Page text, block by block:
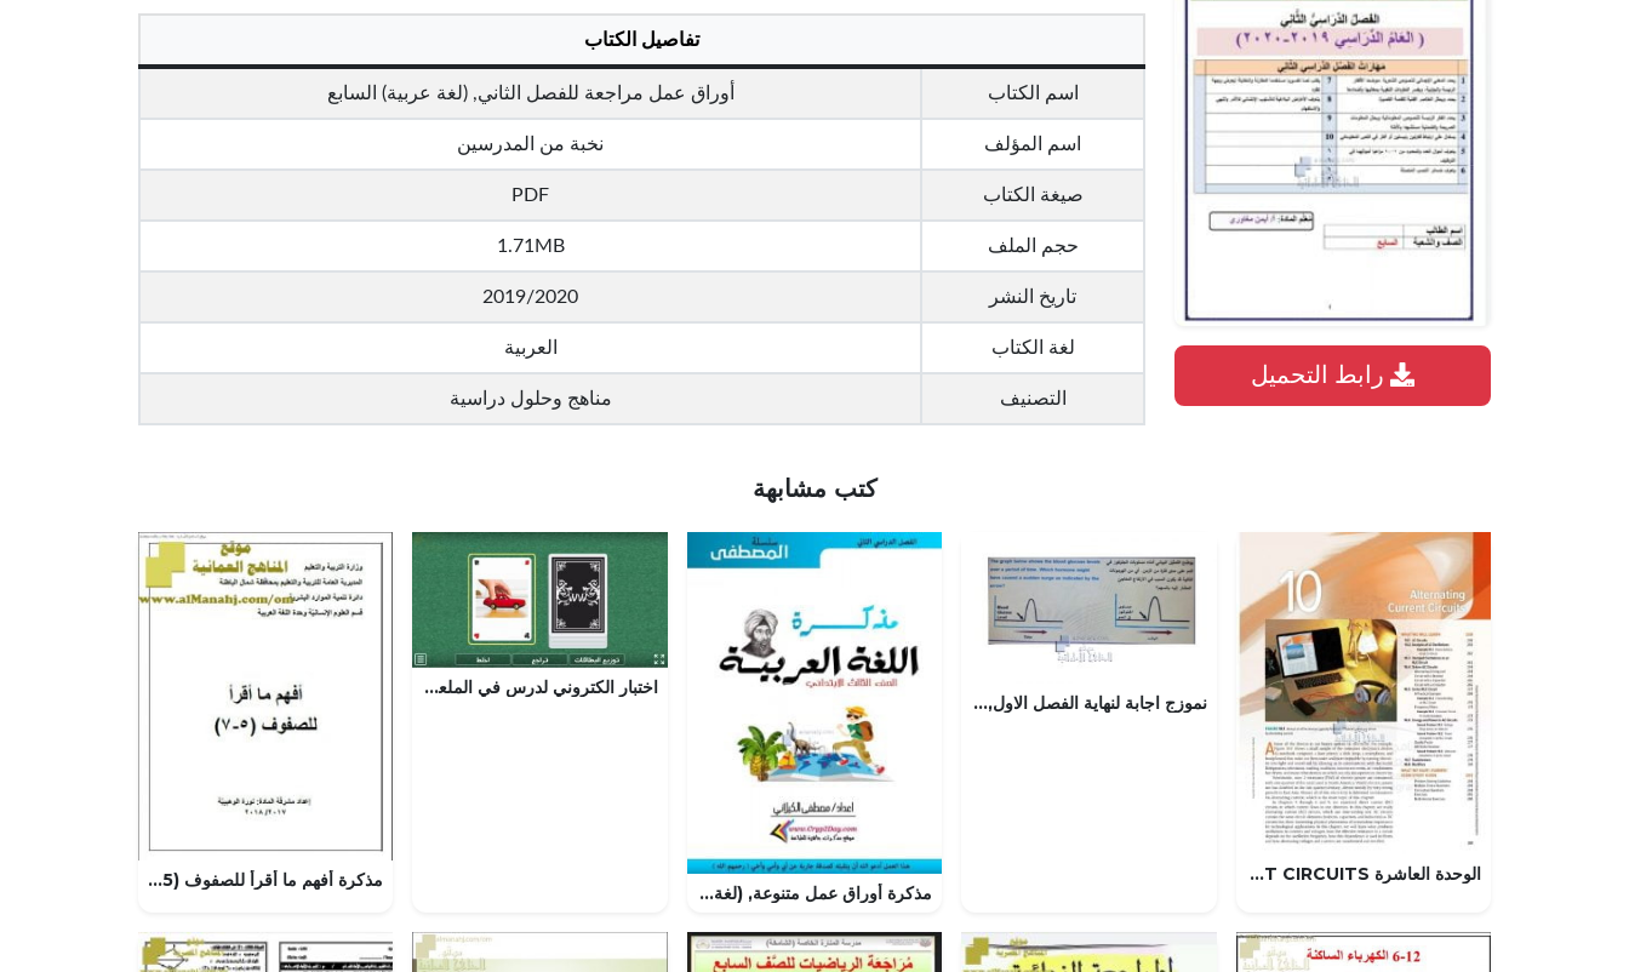
تفاصيل الكتاب
اسم الكتاب أوراق عمل مراجعة للفصل الثاني, (لغة عربية) السابع
اسم المؤلف نخبة من المدرسين
صيغة الكتاب PDF
حجم الملف 1.71MB
تاريخ النشر 2019/2020
لغة الكتاب العربية
التصنيف مناهج وحلول دراسية
كتب مشابهة
الوحدة العاشرة ALTERNATING CURRENT CIRCUITS, منهج انجليزي (فيزياء) الثاني عشر المتقدم
نموزج اجابة لنهاية الفصل الاول, (علوم) الثاني عشر العام
مذكرة أوراق عمل متنوعة, (لغة عربية) الثالث
اختبار الكتروني لدرس في الملعب (علوم) الأول
مذكرة أفهم ما أقرأ للصفوف (5-7) (لغة عربية) السادس